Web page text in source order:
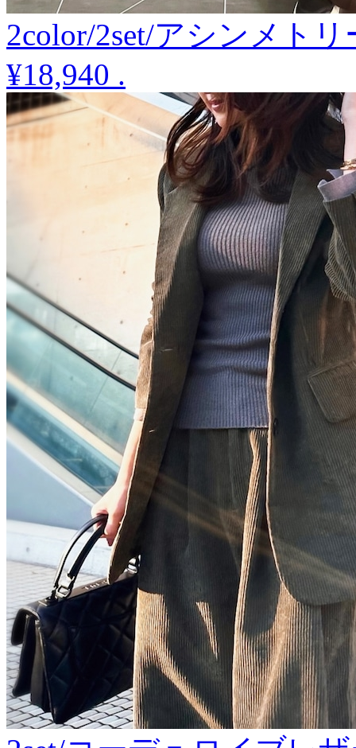
2color/2set/アシンメト
¥18,940 .